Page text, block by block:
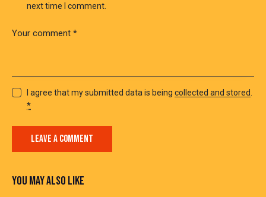
next time I comment.
I agree that my submitted data is beingcollected and stored.
*
YOU MAY ALSO LIKE